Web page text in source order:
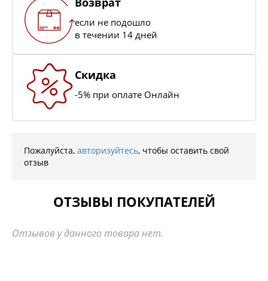
если не подошло
в течении 14 дней
Скидка
-5% при оплате Онлайн
Пожалуйста, авторизуйтесь, чтобы оставить свой
отзыв
ОТЗЫВЫ ПОКУПАТЕЛЕЙ
Отзывов у данного товара нет.